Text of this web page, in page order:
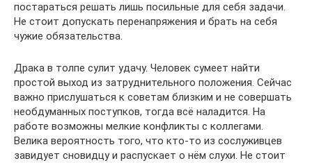
постараться решать лишь посильные для себя задачи.
Не стоит допускать перенапряжения и брать на себя
чужие обязательства.
Драка в толпе сулит удачу. Человек сумеет найти
простой выход из затруднительного положения. Сейчас
важно прислушаться к советам близким и не совершать
необдуманных поступков, тогда всё наладится. На
работе возможны мелкие конфликты с коллегами.
Велика вероятность того, что кто-то из сослуживцев
завидует сновидцу и распускает о нём слухи. Не стоит